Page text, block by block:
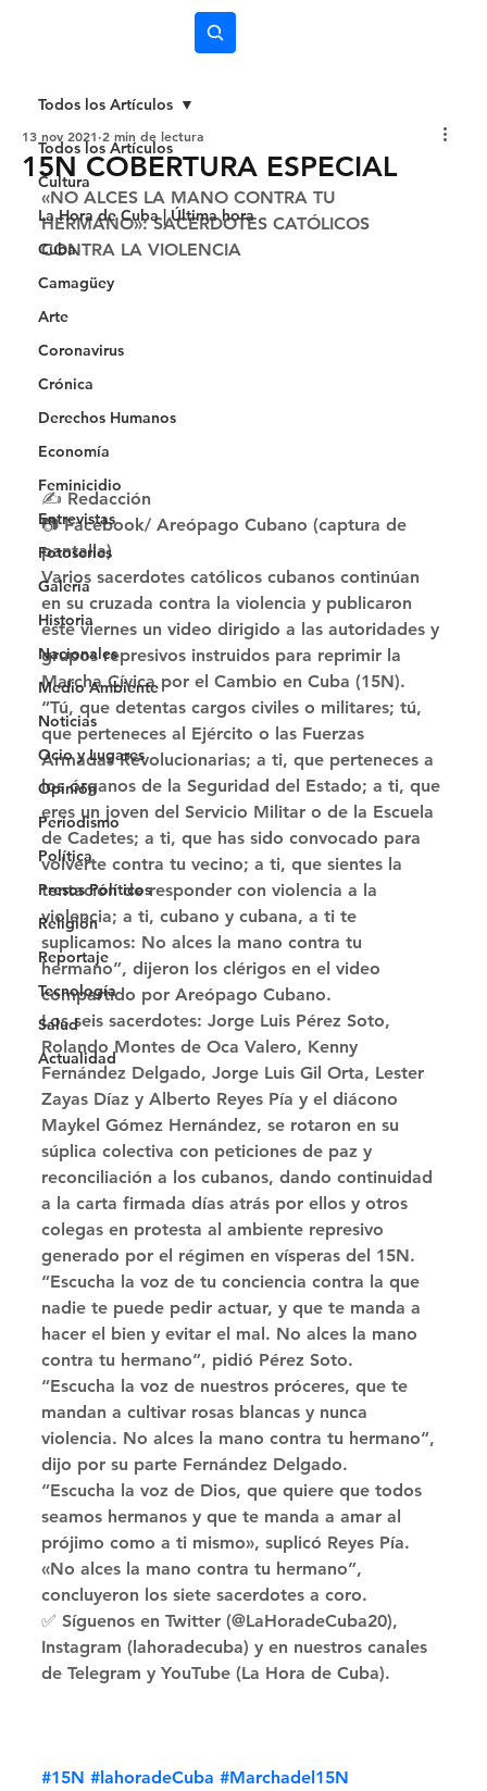
Todos los Artículos
Cultura
La Hora de Cuba | Última hora
Cuba
Camagüey
Arte
Coronavirus
Crónica
Derechos Humanos
Economía
Feminicidio
Entrevistas
Fotoseries
Galería
Historia
Nacionales
Medio Ambiente
Noticias
Ocio y Lugares
Opinión
Periodismo
Política
Presos Políticos
Religión
Reportaje
Tecnología
Salud
Actualidad
Todos los Artículos
15N COBERTURA ESPECIAL
13 nov 2021 2 min de lectura
«NO ALCES LA MANO CONTRA TU
HERMANO»: SACERDOTES CATÓLICOS
CONTRA LA VIOLENCIA
✍ Redacción
📷 Facebook/ Areópago Cubano (captura de
pantalla)
Varios sacerdotes católicos cubanos continúan
en su cruzada contra la violencia y publicaron
este viernes un video dirigido a las autoridades y
grupos represivos instruidos para reprimir la
Marcha Cívica por el Cambio en Cuba (15N).
“Tú, que detentas cargos civiles o militares; tú,
que perteneces al Ejército o las Fuerzas
Armadas Revolucionarias; a ti, que perteneces a
los órganos de la Seguridad del Estado; a ti, que
eres un joven del Servicio Militar o de la Escuela
de Cadetes; a ti, que has sido convocado para
volverte contra tu vecino; a ti, que sientes la
tentación de responder con violencia a la
violencia; a ti, cubano y cubana, a ti te
suplicamos: No alces la mano contra tu
hermano”, dijeron los clérigos en el video
compartido por Areópago Cubano.
Los seis sacerdotes: Jorge Luis Pérez Soto,
Rolando Montes de Oca Valero, Kenny
Fernández Delgado, Jorge Luis Gil Orta, Lester
Zayas Díaz y Alberto Reyes Pía y el diácono
Maykel Gómez Hernández, se rotaron en su
súplica colectiva con peticiones de paz y
reconciliación a los cubanos, dando continuidad
a la carta firmada días atrás por ellos y otros
colegas en protesta al ambiente represivo
generado por el régimen en vísperas del 15N.
“Escucha la voz de tu conciencia contra la que
nadie te puede pedir actuar, y que te manda a
hacer el bien y evitar el mal. No alces la mano
contra tu hermano”, pidió Pérez Soto.
“Escucha la voz de nuestros próceres, que te
mandan a cultivar rosas blancas y nunca
violencia. No alces la mano contra tu hermano”,
dijo por su parte Fernández Delgado.
“Escucha la voz de Dios, que quiere que todos
seamos hermanos y que te manda a amar al
prójimo como a ti mismo», suplicó Reyes Pía.
«No alces la mano contra tu hermano”,
concluyeron los siete sacerdotes a coro.
✅ Síguenos en Twitter (@LaHoradeCuba20),
Instagram (lahoradecuba) y en nuestros canales
de Telegram y YouTube (La Hora de Cuba).
#15N #lahoradeCuba #Marchadel15N